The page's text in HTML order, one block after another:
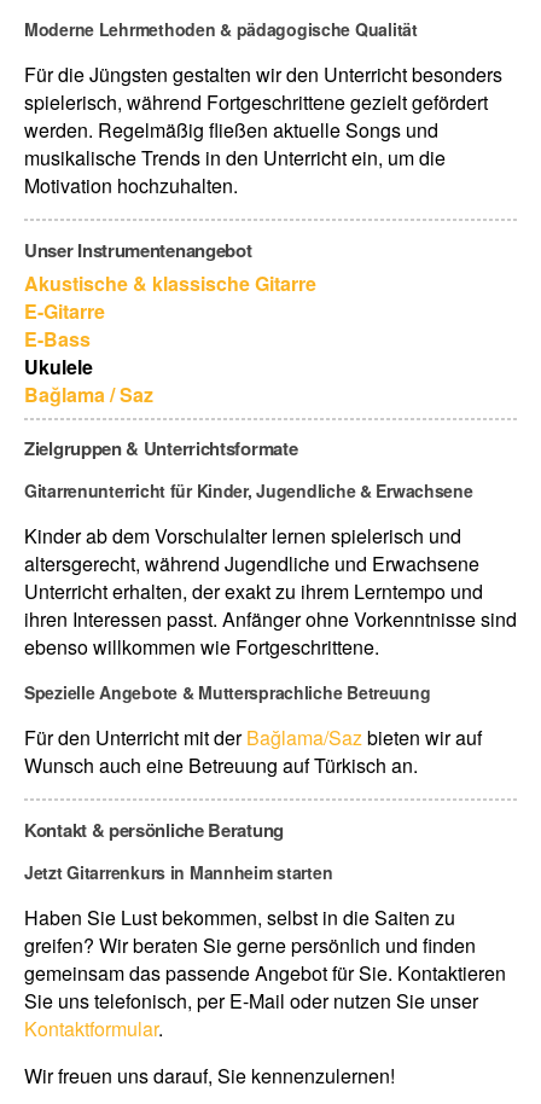
Moderne Lehrmethoden & pädagogische Qualität
Für die Jüngsten gestalten wir den Unterricht besonders
spielerisch, während Fortgeschrittene gezielt gefördert
werden. Regelmäßig fließen aktuelle Songs und
musikalische Trends in den Unterricht ein, um die
Motivation hochzuhalten.
Unser Instrumentenangebot
Akustische & klassische Gitarre
E-Gitarre
E-Bass
Ukulele
Bağlama / Saz
Zielgruppen & Unterrichtsformate
Gitarrenunterricht für Kinder, Jugendliche & Erwachsene
Kinder ab dem Vorschulalter lernen spielerisch und
altersgerecht, während Jugendliche und Erwachsene
Unterricht erhalten, der exakt zu ihrem Lerntempo und
ihren Interessen passt. Anfänger ohne Vorkenntnisse sind
ebenso willkommen wie Fortgeschrittene.
Spezielle Angebote & Muttersprachliche Betreuung
Für den Unterricht mit derBağlama/Sazbieten wir auf
Wunsch auch eine Betreuung auf Türkisch an.
Kontakt & persönliche Beratung
Jetzt Gitarrenkurs in Mannheim starten
Haben Sie Lust bekommen, selbst in die Saiten zu
greifen? Wir beraten Sie gerne persönlich und finden
gemeinsam das passende Angebot für Sie. Kontaktieren
Sie uns telefonisch, per E-Mail oder nutzen Sie unser
Kontaktformular.
Wir freuen uns darauf, Sie kennenzulernen!